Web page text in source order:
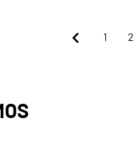
1 2